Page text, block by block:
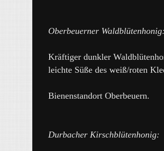
Oberbeuerner Waldblütenhonig:
Kräftiger dunkler
leichte Süße des weiß/roten
Bienenstandort Oberbeuern.
Durbacher Kirschblütenhonig: